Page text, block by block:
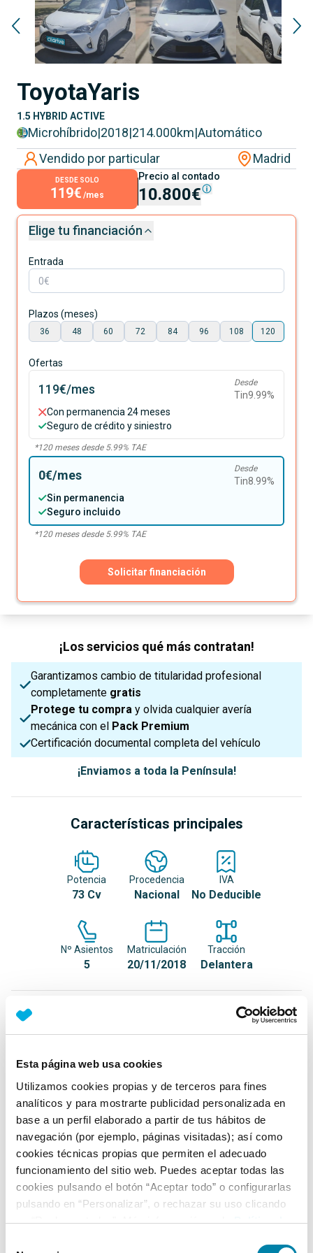
Esta página web usa cookies
Utilizamos cookies propias y de terceros para fines
analíticos y para mostrarte publicidad personalizada en
base a un perfil elaborado a partir de tus hábitos de
navegación (por ejemplo, páginas visitadas); así como
cookies técnicas propias que permiten el adecuado
funcionamiento del sitio web. Puedes aceptar todas las
cookies pulsando el botón “Aceptar todo” o configurarlas
pulsando en “Personalizar”, o rechazar su uso clicando
en “Rechazar todas”. Más información en laPolítica de
ToyotaYaris
1.5 HYBRID ACTIVE
Microhíbrido|2018|214.000km|Automático
Vendido por particular
Madrid
DESDE SOLO
119€ /mes
Precio al contado
10.800€
Elige tu financiación
Entrada
Plazos (meses)
36 48 60 72 84 96 108 120
Ofertas
119€/mes Desde
Tin9.99%
Con permanencia 24 meses
Seguro de crédito y siniestro
*120meses desde 5.99% TAE
0€/mes Desde
Tin8.99%
Sin permanencia
Seguro incluido
*120meses desde 5.99% TAE
Solicitar financiación
¡Los servicios qué más contratan!
Garantizamos cambio de titularidad profesional
completamente gratis
Protege tu compra y olvida cualquier avería
mecánica con el Pack Premium
Certificación documental completa del vehículo
¡Enviamos a toda la Península!
Características principales
Potencia
73 Cv
Procedencia
Nacional
IVA
No Deducible
Nº Asientos
5
Matriculación
20/11/2018
Tracción
Delantera
Luz interior de maletero
Control de crucero
+ Ver todos
Ficha técnica